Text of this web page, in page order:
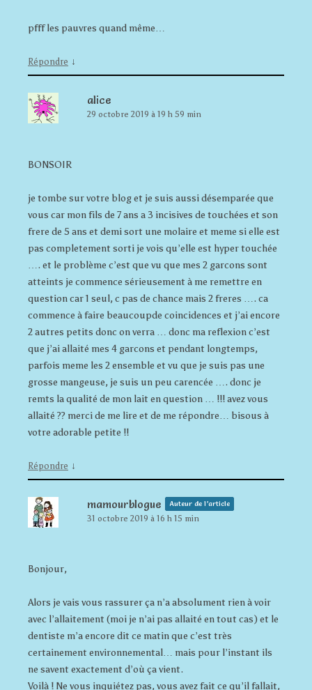
pfff les pauvres quand même…
Répondre ↓
alice
29 octobre 2019 à 19 h 59 min
BONSOIR
je tombe sur votre blog et je suis aussi désemparée que
vous car mon fils de 7 ans a 3 incisives de touchées et son
frere de 5 ans et demi sort une molaire et meme si elle est
pas completement sorti je vois qu’elle est hyper touchée
…. et le problème c’est que vu que mes 2 garcons sont
atteints je commence sérieusement à me remettre en
question car 1 seul, c pas de chance mais 2 freres …. ca
commence à faire beaucoupde coincidences et j’ai encore
2 autres petits donc on verra … donc ma reflexion c’est
que j’ai allaité mes 4 garcons et pendant longtemps,
parfois meme les 2 ensemble et vu que je suis pas une
grosse mangeuse, je suis un peu carencée …. donc je
remts la qualité de mon lait en question … !!! avez vous
allaité ?? merci de me lire et de me répondre… bisous à
votre adorable petite !!
Répondre ↓
mamourblogue Auteur de l’article
31 octobre 2019 à 16 h 15 min
Bonjour,
Alors je vais vous rassurer ça n’a absolument rien à voir
avec l’allaitement (moi je n’ai pas allaité en tout cas) et le
dentiste m’a encore dit ce matin que c’est très
certainement environnemental… mais pour l’instant ils
ne savent exactement d’où ça vient.
Voilà ! Ne vous inquiétez pas, vous avez fait ce qu’il fallait,